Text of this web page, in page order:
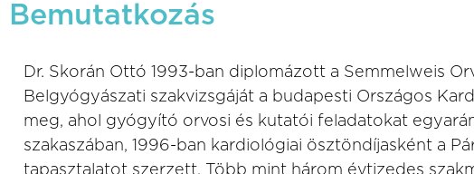
Bemutatkozás
Dr. Skorán Ottó 1993-ban diplomázott a Semmelweis
Belgyógyászati szakvizsgáját a budapesti Országos
meg, ahol gyógyító orvosi és kutatói feladatokat
szakaszában, 1996-ban kardiológiai ösztöndíjasként a
tapasztalatot szerzett. Több mint három évtizedes